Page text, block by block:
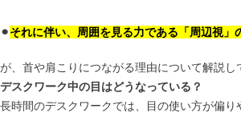
⚫︎それに伴い、周囲を見る力である「周辺視」
が、首や肩こりにつながる理由について解説し
デスクワーク中の目はどうなっている？
長時間のデスクワークでは、目の使い方が偏り